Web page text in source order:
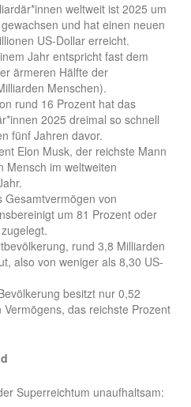
weltweit ist 2025 um
und hat einen neuen
US-Dollar erreicht.
Jahr entspricht fast dem
ärmeren Hälfte der
Menschen).
rund 16 Prozent hat das
2025 dreimal so schnell
fünf Jahren davor.
Elon Musk, der reichste Mann
Mensch im weltweiten
Gesamtvermögen von
um 81 Prozent oder
rund 3,8 Milliarden
also von weniger als 8,30 US-
besitzt nur 0,52
das reichste Prozent
Superreichtum unaufhaltsam: